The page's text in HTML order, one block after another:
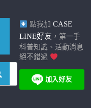
點我加 CASE
LINE好友 ，第一手
科普知識、活動消息
絕不錯過